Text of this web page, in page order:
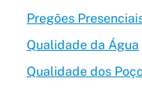
Pregões
Qualidade da Água
Qualidade dos